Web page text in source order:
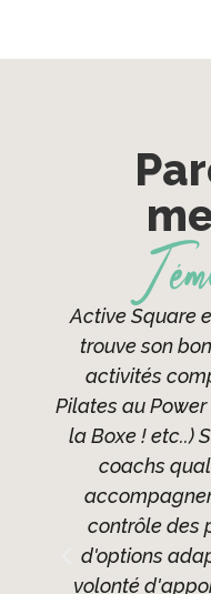
Active Square
trouve son
activités
Pilates au
la Boxe ! etc..)
coachs
contrôle des
d'options
volonté